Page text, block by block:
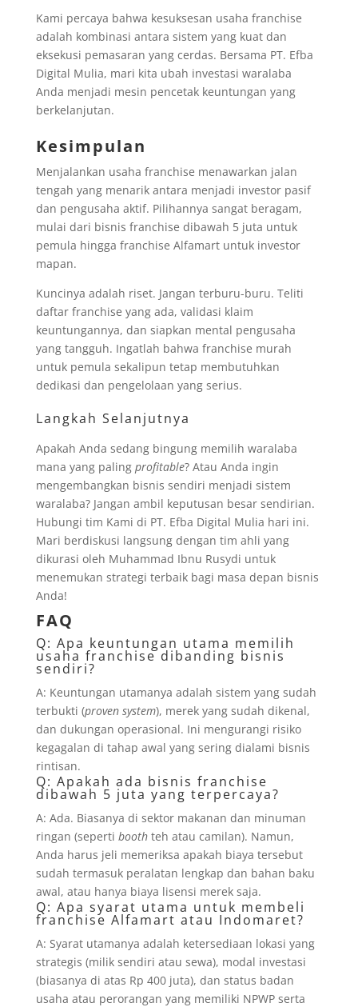
Kami percaya bahwa kesuksesan usaha franchise
adalah kombinasi antara sistem yang kuat dan
eksekusi pemasaran yang cerdas. Bersama PT. Efba
Digital Mulia, mari kita ubah investasi waralaba
Anda menjadi mesin pencetak keuntungan yang
berkelanjutan.
Kesimpulan
Menjalankan usaha franchise menawarkan jalan
tengah yang menarik antara menjadi investor pasif
dan pengusaha aktif. Pilihannya sangat beragam,
mulai dari bisnis franchise dibawah 5 juta untuk
pemula hingga franchise Alfamart untuk investor
mapan.
Kuncinya adalah riset. Jangan terburu-buru. Teliti
daftar franchise yang ada, validasi klaim
keuntungannya, dan siapkan mental pengusaha
yang tangguh. Ingatlah bahwa franchise murah
untuk pemula sekalipun tetap membutuhkan
dedikasi dan pengelolaan yang serius.
Langkah Selanjutnya
Apakah Anda sedang bingung memilih waralaba
mana yang paling profitable? Atau Anda ingin
mengembangkan bisnis sendiri menjadi sistem
waralaba? Jangan ambil keputusan besar sendirian.
Hubungi tim Kami di PT. Efba Digital Mulia hari ini.
Mari berdiskusi langsung dengan tim ahli yang
dikurasi oleh Muhammad Ibnu Rusydi untuk
menemukan strategi terbaik bagi masa depan bisnis
Anda!
FAQ
Q: Apa keuntungan utama memilih
usaha franchise dibanding bisnis
sendiri?
A: Keuntungan utamanya adalah sistem yang sudah
terbukti (proven system), merek yang sudah dikenal,
dan dukungan operasional. Ini mengurangi risiko
kegagalan di tahap awal yang sering dialami bisnis
rintisan.
Q: Apakah ada bisnis franchise
dibawah 5 juta yang terpercaya?
A: Ada. Biasanya di sektor makanan dan minuman
ringan (seperti boothteh atau camilan). Namun,
Anda harus jeli memeriksa apakah biaya tersebut
sudah termasuk peralatan lengkap dan bahan baku
awal, atau hanya biaya lisensi merek saja.
Q: Apa syarat utama untuk membeli
franchise Alfamart atau Indomaret?
A: Syarat utamanya adalah ketersediaan lokasi yang
strategis (milik sendiri atau sewa), modal investasi
(biasanya di atas Rp 400 juta), dan status badan
usaha atau perorangan yang memiliki NPWP serta